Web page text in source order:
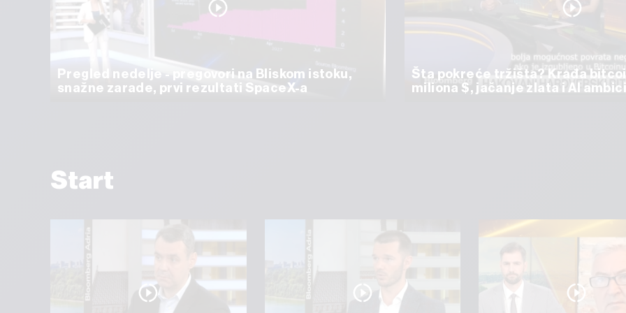
Pregled nedelje - pregovori na Bliskom istoku,
snažne zarade, prvi rezultati SpaceX-a
Šta pokreće tržišta? Krađa
miliona $, jačanje zlata i AI
Start